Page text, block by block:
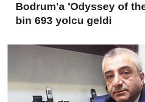
Bodrum'a 'Odyssey of
bin 693 yolcu geldi